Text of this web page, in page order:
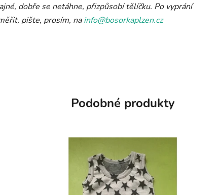
dobře se netáhne, přizpůsobí tělíčku. Po vyprání
pište, prosím, nainfo@bosorkaplzen.cz
Podobné produkty